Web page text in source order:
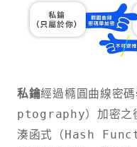
私鑰經過橢圓曲線
ptography）加密之
湊函式（Hash